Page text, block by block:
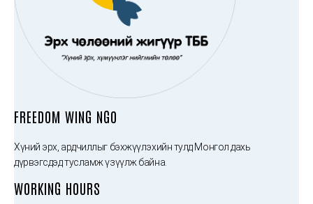
FREEDOM WING NGO
Хүний эрх, ардчиллыг бэхжүүлэхийн тулд Монгол дахь
дүрвэгсдэд тусламж үзүүлж байна.
WORKING HOURS